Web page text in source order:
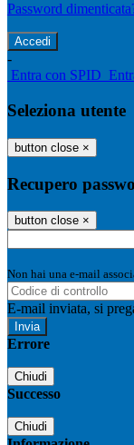
Password
-
Entra con SPID
Seleziona utente
button close ×
Recupero
button close ×
Non hai una e-mail
E-mail inviata, si
Errore
Chiudi
Successo
Chiudi